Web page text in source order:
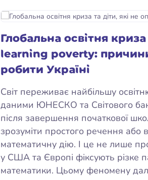
Глобальна освітня
learning poverty:
робити Україні
Світ переживає найбільшу
даними ЮНЕСКО та Світового
після завершення початкової
зрозуміти простого речення або
математичну дію. І це не лише
у США та Європі фіксують різке
математики. Цьому феномену